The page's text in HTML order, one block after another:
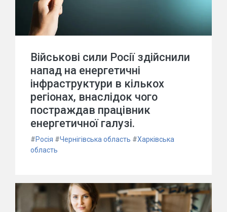
Військові сили Росії здійснили
напад на енергетичні
інфраструктури в кількох
регіонах, внаслідок чого
постраждав працівник
енергетичної галузі.
#Росія #Чернігівська область #Харківська
область